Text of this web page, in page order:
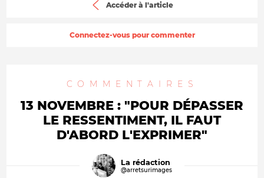
Accéder à l'article
Connectez-vous pour commenter
COMMENTAIRES
13 NOVEMBRE : "POUR DÉPASSER
LE RESSENTIMENT, IL FAUT
D'ABORD L'EXPRIMER"
La rédaction
@arretsurimages